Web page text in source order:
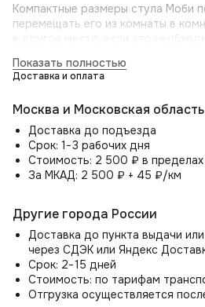
Компактные размеры стула Моби
перемещать его из комнаты в
в другое место, если это
Не менее важным аспектом стула
эргономичный дизайн. Специально
положение спины, а подлокотники
поддержку рук, снижая
Цельносварной металлический
гарантируют долговечность и
вашим любимым местом для
Практичность и лёгкий уход
Специальная обработка ткани
пускать домашних животных на
о порче обивки, т.к. ткань
Показать полностью
Доставка и оплата
Москва и Московская область
Доставка до подъезда
Срок: 1−3 рабочих дня
Стоимость: 2 500 ₽ в
За МКАД: 2 500 ₽ + 45 ₽/км
Другие города России
Доставка до пункта выдачи
через СДЭК или Яндекс
Срок: 2−15 дней
Стоимость: по тарифам
Отгрузка осуществляется